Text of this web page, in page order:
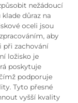
nežádoucí
důraz na
oceli jsou
aby
zachování
ložisko je
poskytuje
podporuje
Tyto přesné
vyšší kvality